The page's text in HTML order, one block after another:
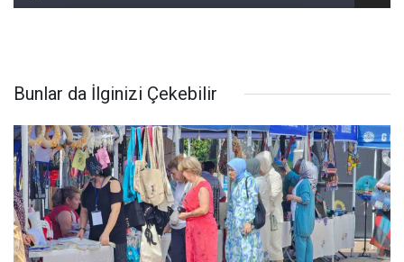
Bunlar da İlginizi Çekebilir